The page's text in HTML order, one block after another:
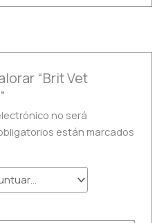
“Brit Vet
no será
están marcados